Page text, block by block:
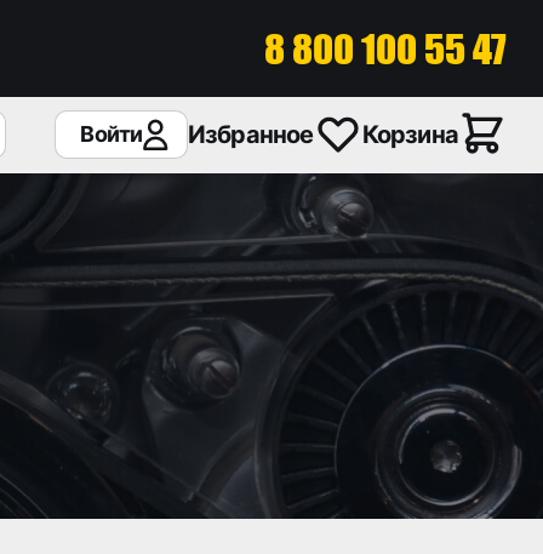
8 800 100 55 47
Войти Избранное Корзина